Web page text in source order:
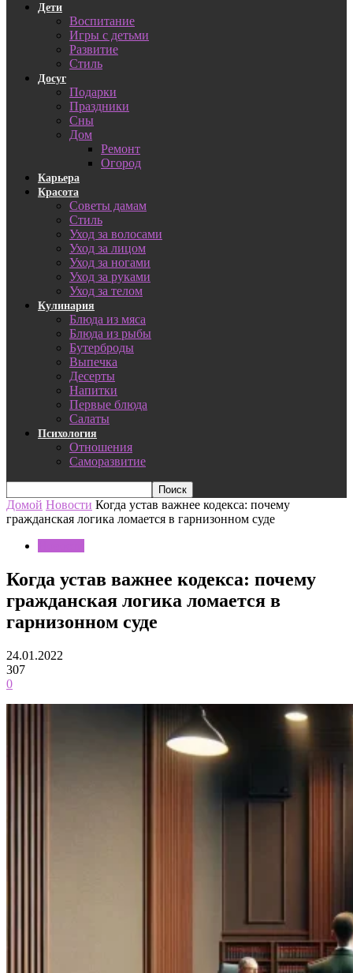
Дети
Воспитание
Игры с детьми
Развитие
Стиль
Досуг
Подарки
Праздники
Сны
Дом
Ремонт
Огород
Карьера
Красота
Советы дамам
Стиль
Уход за волосами
Уход за лицом
Уход за ногами
Уход за руками
Уход за телом
Кулинария
Блюда из мяса
Блюда из рыбы
Бутерброды
Выпечка
Десерты
Напитки
Первые блюда
Салаты
Психология
Отношения
Саморазвитие
Домой Новости Когда устав важнее кодекса: почему
гражданская логика ломается в гарнизонном суде
Когда устав важнее кодекса: почему
гражданская логика ломается в
гарнизонном суде
24.01.2022
307
0